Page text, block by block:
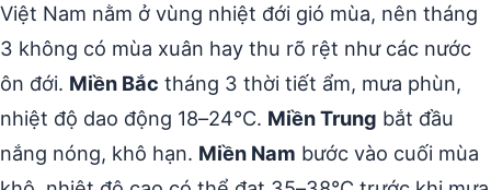
Việt Nam nằm ở vùng nhiệt đới gió mùa, nên tháng
3 không có mùa xuân hay thu rõ rệt như các nước
ôn đới. Miền Bắc tháng 3 thời tiết ẩm, mưa phùn,
nhiệt độ dao động 18–24°C. Miền Trung bắt đầu
nắng nóng, khô hạn. Miền Nam bước vào cuối mùa